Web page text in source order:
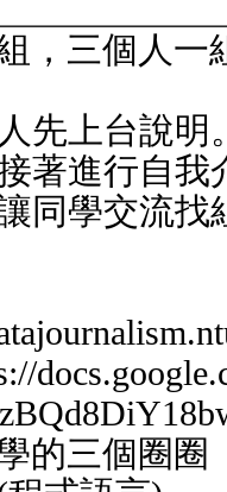
，三個人一
先上台說明
著進行自
同學交流找
的三個圈圈